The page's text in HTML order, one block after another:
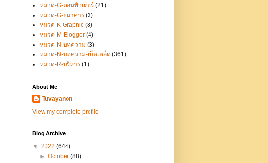
หมวด-G-คอมพิวเตอร์ (21)
หมวด-G-ธนาคาร (3)
หมวด-K-Graphic (8)
หมวด-M-Blogger (4)
หมวด-N-บทความ (3)
หมวด-N-บทความ-เบ็ดเตล็ด (361)
หมวด-R-บริหาร (1)
About Me
Tuvayanon
View my complete profile
Blog Archive
▼ 2022 (644)
►October(88)